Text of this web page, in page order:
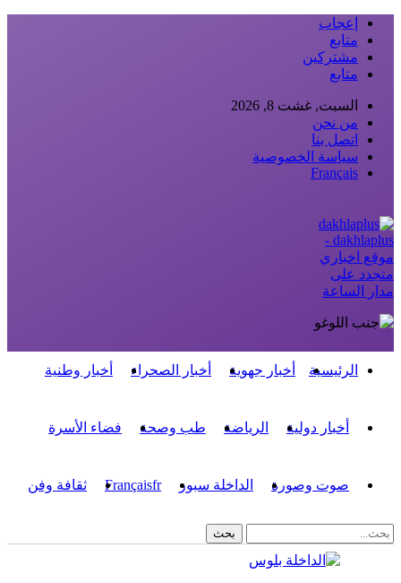
إعجاب
متابع
مشتركين
متابع
السبت, غشت 8, 2026
من نحن
اتصل بنا
سياسة الخصوصية
Français
dakhlaplus -
موقع اخباري
متجدد على
مدار الساعة
الرئيسية أخبار جهوية أخبار الصحراء أخبار وطنية
أخبار دولية الرياضة طب وصحة فضاء الأسرة
صوت وصورة الداخلة سبور Françaisfr ثقافة وفن